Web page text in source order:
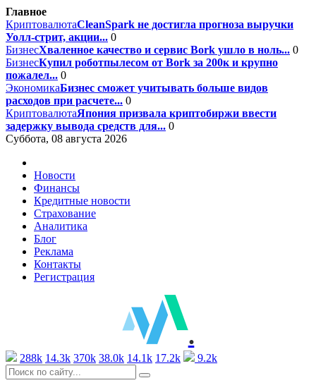
Главное
КриптовалютаCleanSpark не достигла прогноза выручки
Уолл-стрит, акции... 0
БизнесХваленное качество и сервис Bork ушло в ноль... 0
БизнесКупил роботпылесом от Bork за 200к и крупно
пожалел... 0
ЭкономикаБизнес сможет учитывать больше видов
расходов при расчете... 0
КриптовалютаЯпония призвала криптобиржи ввести
задержку вывода средств для... 0
Суббота, 08 августа 2026
Новости
Финансы
Кредитные новости
Страхование
Аналитика
Блог
Реклама
Контакты
Регистрация
.
288k 14.3k 370k 38.0k 14.1k 17.2k 9.2k